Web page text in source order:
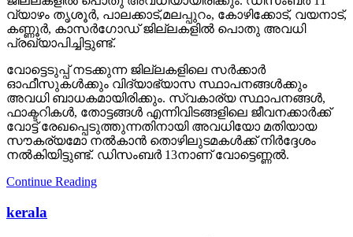
വ്യാഴം തൃശൂര്‍, പാലക്കാട്,മലപ്പുറം, കോഴിക്കോട്, വയനാട്,
കണ്ണൂര്‍, കാസര്‍ഗോഡ് ജില്ലകളില്‍ പൊതു അവധി
പ്രഖ്യാപിച്ചിട്ടുണ്ട്.
വോട്ടെടുപ്പ് നടക്കുന്ന ജില്ലകളിലെ സര്‍ക്കാര്‍
ഓഫീസുകള്‍ക്കും വിദ്യാഭ്യാസ സ്ഥാപനങ്ങള്‍ക്കും
അവധി ബാധകമായിരിക്കും. സ്വകാര്യ സ്ഥാപനങ്ങള്‍,
ഫാക്ടറികള്‍, തോട്ടങ്ങള്‍ എന്നിവിടങ്ങളിലെ ജീവനക്കാര്‍ക്ക്
വോട്ട് രേഖപ്പെടുത്തുന്നതിനായി അവധിയോ മതിയായ
സൗകര്യമോ നല്‍കാന്‍ തൊഴിലുടമകള്‍ക്ക് നിര്‍ദ്ദേശം
നല്‍കിയിട്ടുണ്ട്. ഡിസംബര്‍ 13നാണ് വോട്ടെണ്ണല്‍.
Continue Reading
kerala